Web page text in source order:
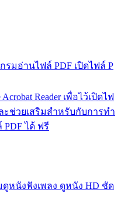
กรมอ่านไฟล์ PDF เปิดไฟล์ P
Reader เพื่อไว้เปิดไฟ
ะช่วยเสริมสำหรับกับการทำ
PDF ได้ ฟรี
ดูหนังฟังเพลง ดูหนัง HD ชัด